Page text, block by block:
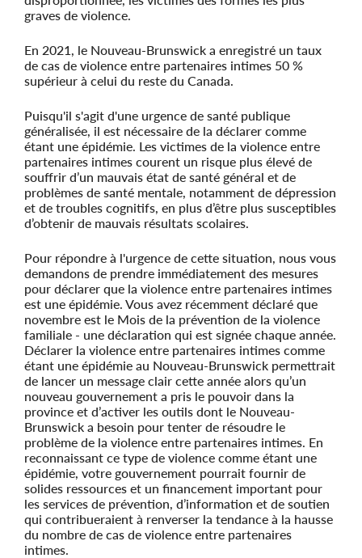
graves de violence.
En 2021, le Nouveau-Brunswick a enregistré un taux
de cas de violence entre partenaires intimes 50 %
supérieur à celui du reste du Canada.
Puisqu'il s'agit d'une urgence de santé publique
généralisée, il est nécessaire de la déclarer comme
étant une épidémie. Les victimes de la violence entre
partenaires intimes courent un risque plus élevé de
souffrir d’un mauvais état de santé général et de
problèmes de santé mentale, notamment de dépression
et de troubles cognitifs, en plus d’être plus susceptibles
d’obtenir de mauvais résultats scolaires.
Pour répondre à l'urgence de cette situation, nous vous
demandons de prendre immédiatement des mesures
pour déclarer que la violence entre partenaires intimes
est une épidémie. Vous avez récemment déclaré que
novembre est le Mois de la prévention de la violence
familiale - une déclaration qui est signée chaque année.
Déclarer la violence entre partenaires intimes comme
étant une épidémie au Nouveau-Brunswick permettrait
de lancer un message clair cette année alors qu’un
nouveau gouvernement a pris le pouvoir dans la
province et d’activer les outils dont le Nouveau-
Brunswick a besoin pour tenter de résoudre le
problème de la violence entre partenaires intimes. En
reconnaissant ce type de violence comme étant une
épidémie, votre gouvernement pourrait fournir de
solides ressources et un financement important pour
les services de prévention, d’information et de soutien
qui contribueraient à renverser la tendance à la hausse
du nombre de cas de violence entre partenaires
intimes.